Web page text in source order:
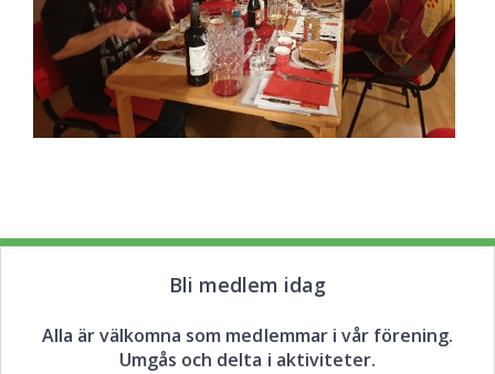
Bli medlem idag
Alla är välkomna som medlemmar i vår förening.
Umgås och delta i aktiviteter.